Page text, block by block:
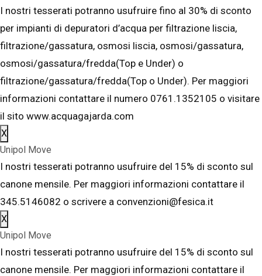
I nostri tesserati potranno usufruire fino al 30% di sconto
per impianti di depuratori d’acqua per filtrazione liscia,
filtrazione/gassatura, osmosi liscia, osmosi/gassatura,
osmosi/gassatura/fredda(Top e Under) o
filtrazione/gassatura/fredda(Top o Under). Per maggiori
informazioni contattare il numero 0761.1352105 o visitare
il sito www.acquagajarda.com
X
Unipol Move
I nostri tesserati potranno usufruire del 15% di sconto sul
canone mensile. Per maggiori informazioni contattare il
345.5146082 o scrivere a convenzioni@fesica.it
X
Unipol Move
I nostri tesserati potranno usufruire del 15% di sconto sul
canone mensile. Per maggiori informazioni contattare il